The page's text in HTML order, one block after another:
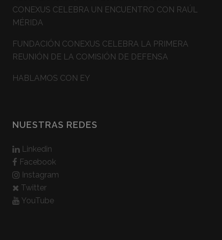
CONEXUS CELEBRA UN ENCUENTRO CON RAÚL
MÉRIDA
FUNDACIÓN CONEXUS CELEBRA LA PRIMERA
REUNIÓN DE LA COMISIÓN DE DEFENSA
HABLAMOS CON EY
NUESTRAS REDES
Linkedin
Facebook
Instagram
Twitter
YouTube